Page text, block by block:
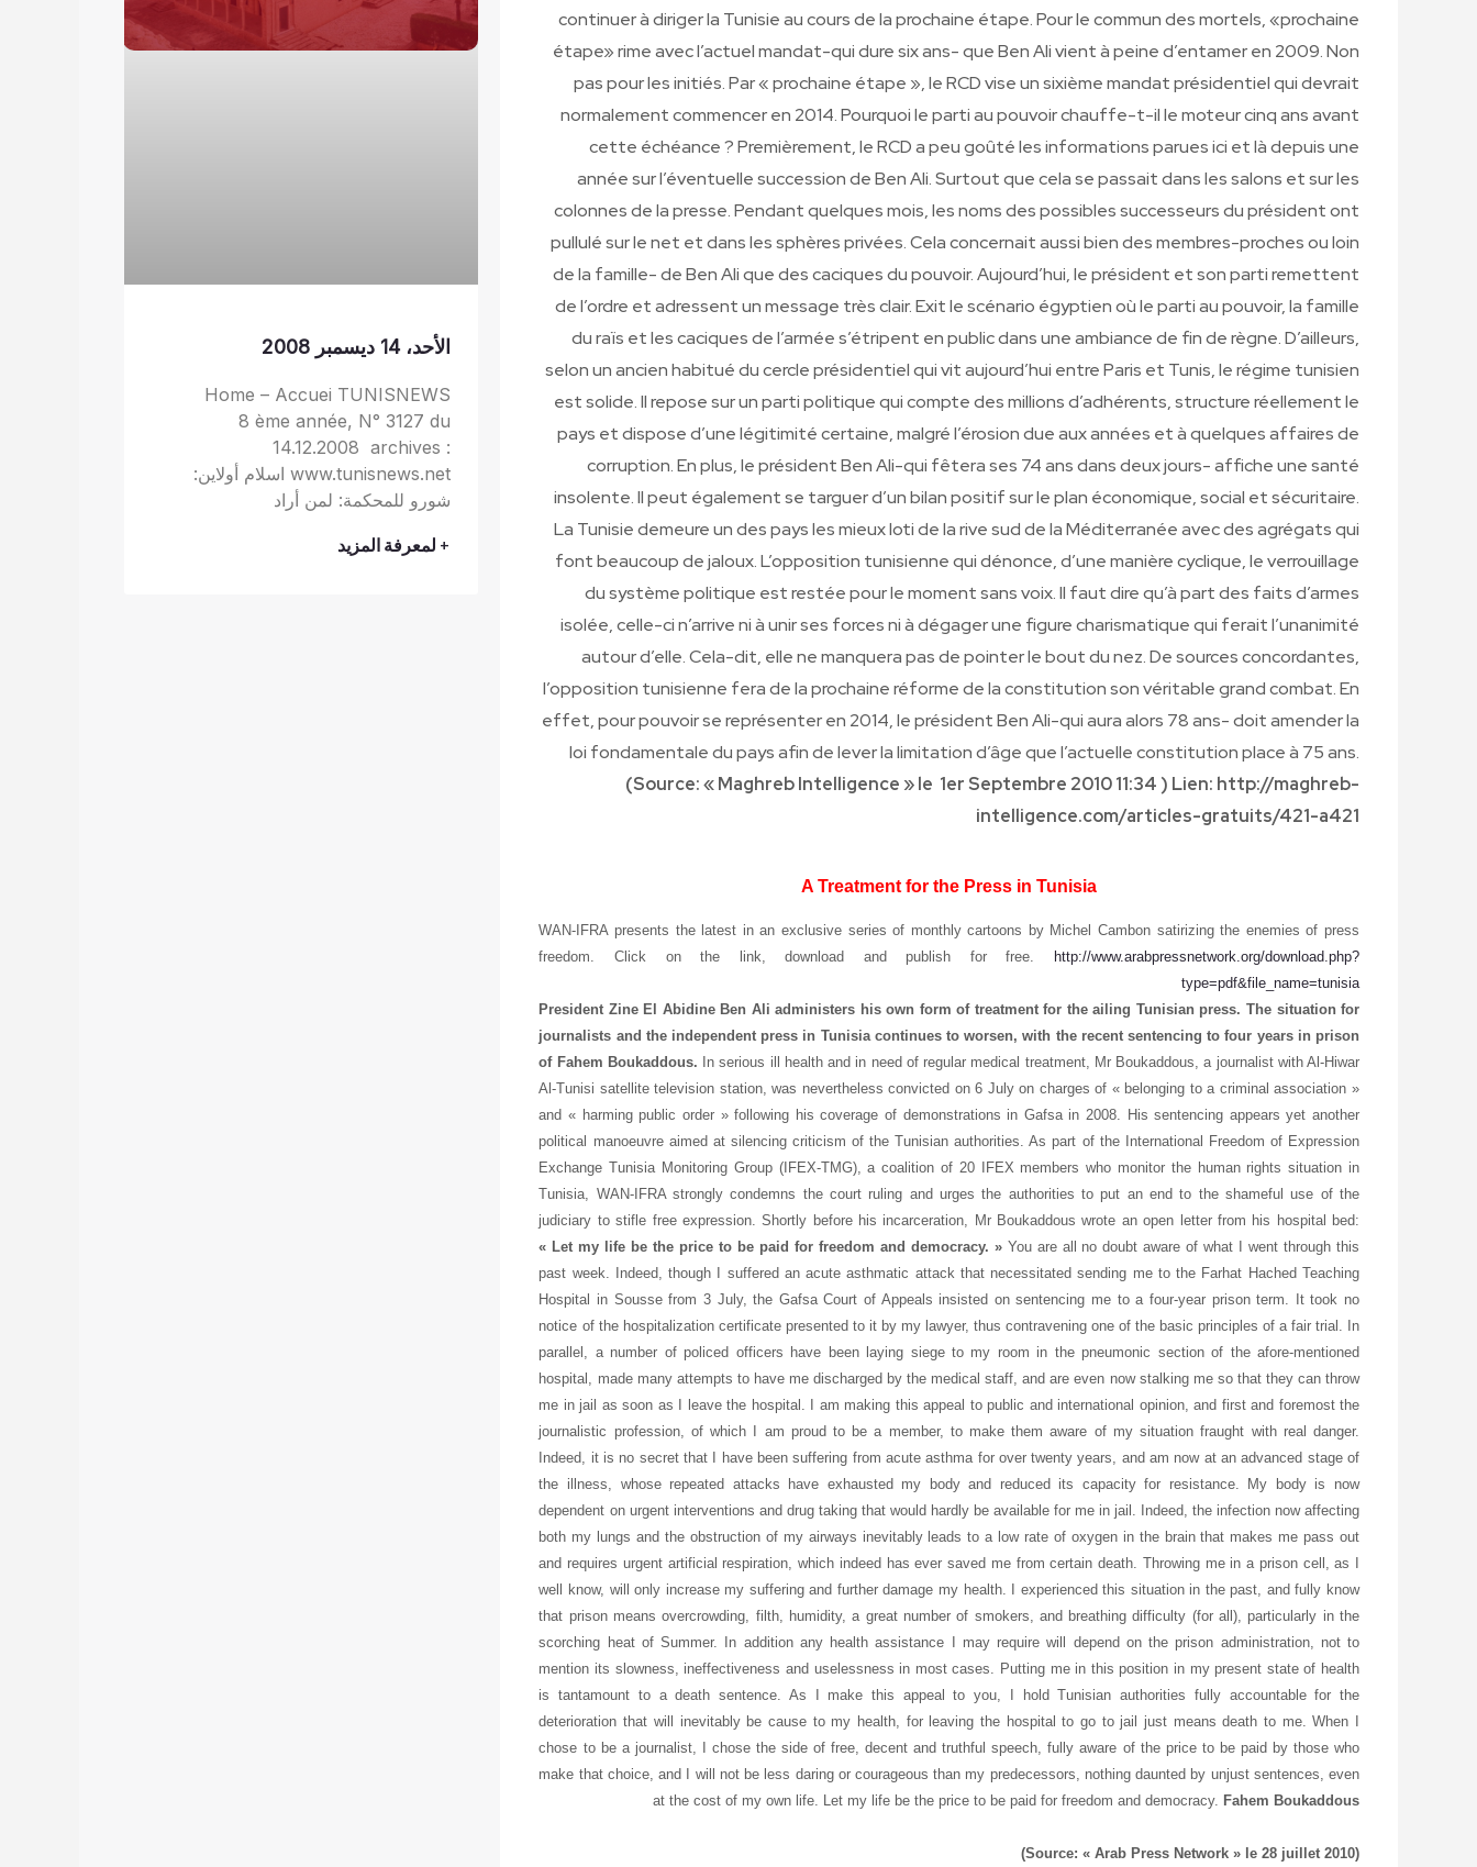
continuer à diriger la Tunisie au cours de la prochaine étape. Pour le commun des mortels, «prochaine
étape» rime avec l’actuel mandat-qui dure six ans- que Ben Ali vient à peine d’entamer en 2009. Non
pas pour les initiés. Par « prochaine étape », le RCD vise un sixième mandat présidentiel qui devrait
normalement commencer en 2014. Pourquoi le parti au pouvoir chauffe-t-il le moteur cinq ans avant
cette échéance ? Premièrement, le RCD a peu goûté les informations parues ici et là depuis une
année sur l’éventuelle succession de Ben Ali. Surtout que cela se passait dans les salons et sur les
colonnes de la presse. Pendant quelques mois, les noms des possibles successeurs du président ont
pullulé sur le net et dans les sphères privées. Cela concernait aussi bien des membres-proches ou loin
de la famille- de Ben Ali que des caciques du pouvoir. Aujourd’hui, le président et son parti remettent
de l’ordre et adressent un message très clair. Exit le scénario égyptien où le parti au pouvoir, la famille
du raïs et les caciques de l’armée s’étripent en public dans une ambiance de fin de règne. D’ailleurs,
selon un ancien habitué du cercle présidentiel qui vit aujourd’hui entre Paris et Tunis, le régime tunisien
est solide. Il repose sur un parti politique qui compte des millions d’adhérents, structure réellement le
pays et dispose d’une légitimité certaine, malgré l’érosion due aux années et à quelques affaires de
corruption. En plus, le président Ben Ali-qui fêtera ses 74 ans dans deux jours- affiche une santé
insolente. Il peut également se targuer d’un bilan positif sur le plan économique, social et sécuritaire.
La Tunisie demeure un des pays les mieux loti de la rive sud de la Méditerranée avec des agrégats qui
font beaucoup de jaloux. L’opposition tunisienne qui dénonce, d’une manière cyclique, le verrouillage
du système politique est restée pour le moment sans voix. Il faut dire qu’à part des faits d’armes
isolée, celle-ci n’arrive ni à unir ses forces ni à dégager une figure charismatique qui ferait l’unanimité
autour d’elle. Cela-dit, elle ne manquera pas de pointer le bout du nez. De sources concordantes,
l’opposition tunisienne fera de la prochaine réforme de la constitution son véritable grand combat. En
effet, pour pouvoir se représenter en 2014, le président Ben Ali-qui aura alors 78 ans- doit amender la
loi fondamentale du pays afin de lever la limitation d’âge que l’actuelle constitution place à 75 ans.
(Source: « Maghreb Intelligence » le 1er Septembre 2010 11:34 ) Lien: http://maghreb-
intelligence.com/articles-gratuits/421-a421
A Treatment for the Press in Tunisia
WAN-IFRA presents the latest in an exclusive series of monthly cartoons by Michel Cambon satirizing the enemies of press
freedom. Click on the link, download and publish for free.
http://www.arabpressnetwork.org/download.php?
type=pdf&file_name=tunisia
President Zine El Abidine Ben Ali administers his own form of treatment for the ailing Tunisian press. The situation for
journalists and the independent press in Tunisia continues to worsen, with the recent sentencing to four years in prison
of Fahem Boukaddous. In serious ill health and in need of regular medical treatment, Mr Boukaddous, a journalist with Al-Hiwar
Al-Tunisi satellite television station, was nevertheless convicted on 6 July on charges of « belonging to a criminal association »
and « harming public order » following his coverage of demonstrations in Gafsa in 2008. His sentencing appears yet another
political manoeuvre aimed at silencing criticism of the Tunisian authorities. As part of the International Freedom of Expression
Exchange Tunisia Monitoring Group (IFEX-TMG), a coalition of 20 IFEX members who monitor the human rights situation in
Tunisia, WAN-IFRA strongly condemns the court ruling and urges the authorities to put an end to the shameful use of the
judiciary to stifle free expression. Shortly before his incarceration, Mr Boukaddous wrote an open letter from his hospital bed:
« Let my life be the price to be paid for freedom and democracy. »You are all no doubt aware of what I went through this
past week. Indeed, though I suffered an acute asthmatic attack that necessitated sending me to the Farhat Hached Teaching
Hospital in Sousse from 3 July, the Gafsa Court of Appeals insisted on sentencing me to a four-year prison term. It took no
notice of the hospitalization certificate presented to it by my lawyer, thus contravening one of the basic principles of a fair trial. In
parallel, a number of policed officers have been laying siege to my room in the pneumonic section of the afore-mentioned
hospital, made many attempts to have me discharged by the medical staff, and are even now stalking me so that they can throw
me in jail as soon as I leave the hospital. I am making this appeal to public and international opinion, and first and foremost the
journalistic profession, of which I am proud to be a member, to make them aware of my situation fraught with real danger.
Indeed, it is no secret that I have been suffering from acute asthma for over twenty years, and am now at an advanced stage of
the illness, whose repeated attacks have exhausted my body and reduced its capacity for resistance. My body is now
dependent on urgent interventions and drug taking that would hardly be available for me in jail. Indeed, the infection now affecting
both my lungs and the obstruction of my airways inevitably leads to a low rate of oxygen in the brain that makes me pass out
and requires urgent artificial respiration, which indeed has ever saved me from certain death. Throwing me in a prison cell, as I
well know, will only increase my suffering and further damage my health. I experienced this situation in the past, and fully know
that prison means overcrowding, filth, humidity, a great number of smokers, and breathing difficulty (for all), particularly in the
scorching heat of Summer. In addition any health assistance I may require will depend on the prison administration, not to
mention its slowness, ineffectiveness and uselessness in most cases. Putting me in this position in my present state of health
is tantamount to a death sentence. As I make this appeal to you, I hold Tunisian authorities fully accountable for the
deterioration that will inevitably be cause to my health, for leaving the hospital to go to jail just means death to me. When I
chose to be a journalist, I chose the side of free, decent and truthful speech, fully aware of the price to be paid by those who
make that choice, and I will not be less daring or courageous than my predecessors, nothing daunted by unjust sentences, even
at the cost of my own life. Let my life be the price to be paid for freedom and democracy. Fahem Boukaddous
(Source: « Arab Press Network » le 28 juillet 2010)
الأحد، 14 ديسمبر 2008
Home – Accuei TUNISNEWS
8 ème année, N° 3127 du
14.12.2008 archives :
www.tunisnews.net اسلام أولاين:
شورو للمحكمة: لمن أراد
+ لمعرفة المزيد